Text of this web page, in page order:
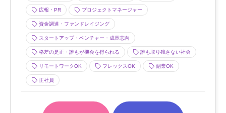
広報・PR プロジェクトマネージャー
資金調達・ファンドレイジング
スタートアップ・ベンチャー・成長志向
格差の是正・誰もが機会を得られる 誰も取り残さない社会
リモートワークOK フレックスOK 副業OK
正社員